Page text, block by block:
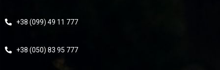
+38 (099) 49 11 777
+38 (050) 83 95 777